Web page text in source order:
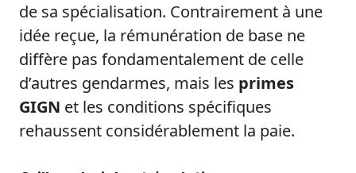
de sa spécialisation. Contrairement à une
idée reçue, la rémunération de base ne
diffère pas fondamentalement de celle
d’autres gendarmes, mais les primes
GIGN et les conditions spécifiques
rehaussent considérablement la paie.